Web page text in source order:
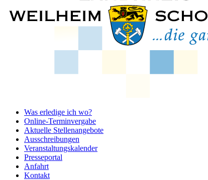
Was erledige ich wo?
Online-Terminvergabe
Aktuelle Stellenangebote
Ausschreibungen
Veranstaltungskalender
Presseportal
Anfahrt
Kontakt